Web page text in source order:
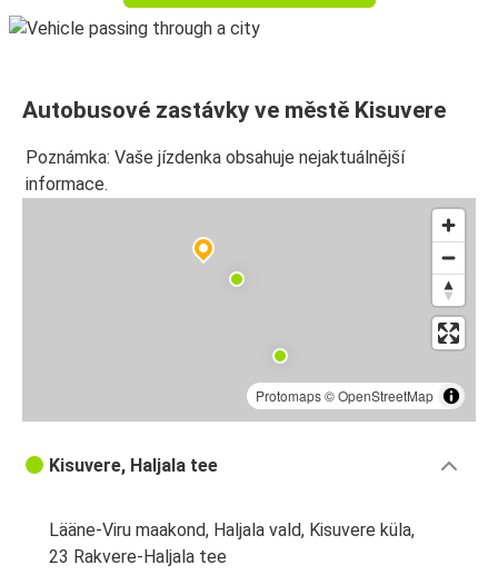
Autobusové zastávky ve městě Kisuvere
Poznámka: Vaše jízdenka obsahuje nejaktuálnější
informace.
Protomaps©OpenStreetMap
Kisuvere, Haljala tee
Lääne-Viru maakond, Haljala vald, Kisuvere küla,
23 Rakvere-Haljala tee